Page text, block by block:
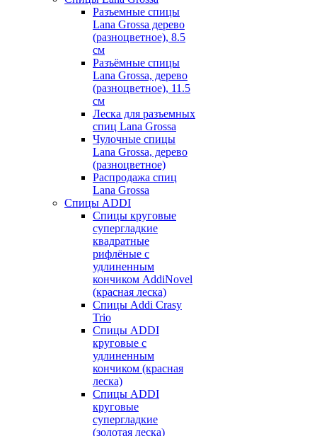
Разъемные спицы
Lana Grossa дерево
(разноцветное), 8.5
см
Разъёмные спицы
Lana Grossa, дерево
(разноцветное), 11.5
см
Леска для разъемных
спиц Lana Grossa
Чулочные спицы
Lana Grossa, дерево
(разноцветное)
Распродажа спиц
Lana Grossa
Спицы ADDI
Спицы круговые
супергладкие
квадратные
рифлёные с
удлиненным
кончиком AddiNovel
(красная леска)
Спицы Addi Crasy
Trio
Спицы ADDI
круговые с
удлиненным
кончиком (красная
леска)
Спицы ADDI
круговые
супергладкие
(золотая леска)